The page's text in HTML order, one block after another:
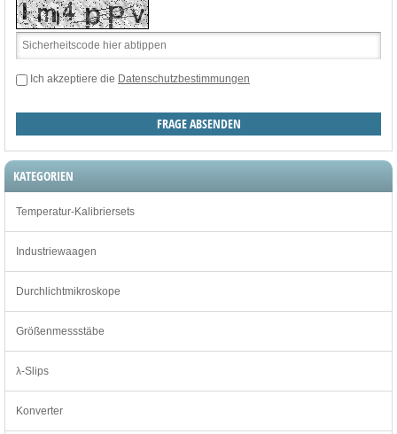
Ich akzeptiere die Datenschutzbestimmungen
KATEGORIEN
Temperatur-Kalibriersets
Industriewaagen
Durchlichtmikroskope
Größenmessstäbe
λ-Slips
Konverter